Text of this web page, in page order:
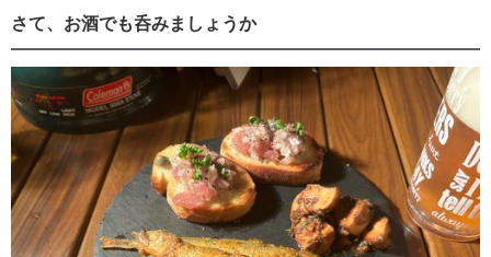
さて、お酒でも呑みましょうか